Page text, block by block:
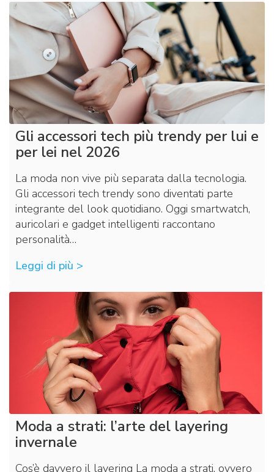
Gli accessori tech più trendy per lui e
per lei nel 2026
La moda non vive più separata dalla tecnologia.
Gli accessori tech trendy sono diventati parte
integrante del look quotidiano. Oggi smartwatch,
auricolari e gadget intelligenti raccontano
personalità…
Leggi di più >
Moda a strati: l’arte del layering
invernale
Cos’è davvero il layering La moda a strati, ovvero